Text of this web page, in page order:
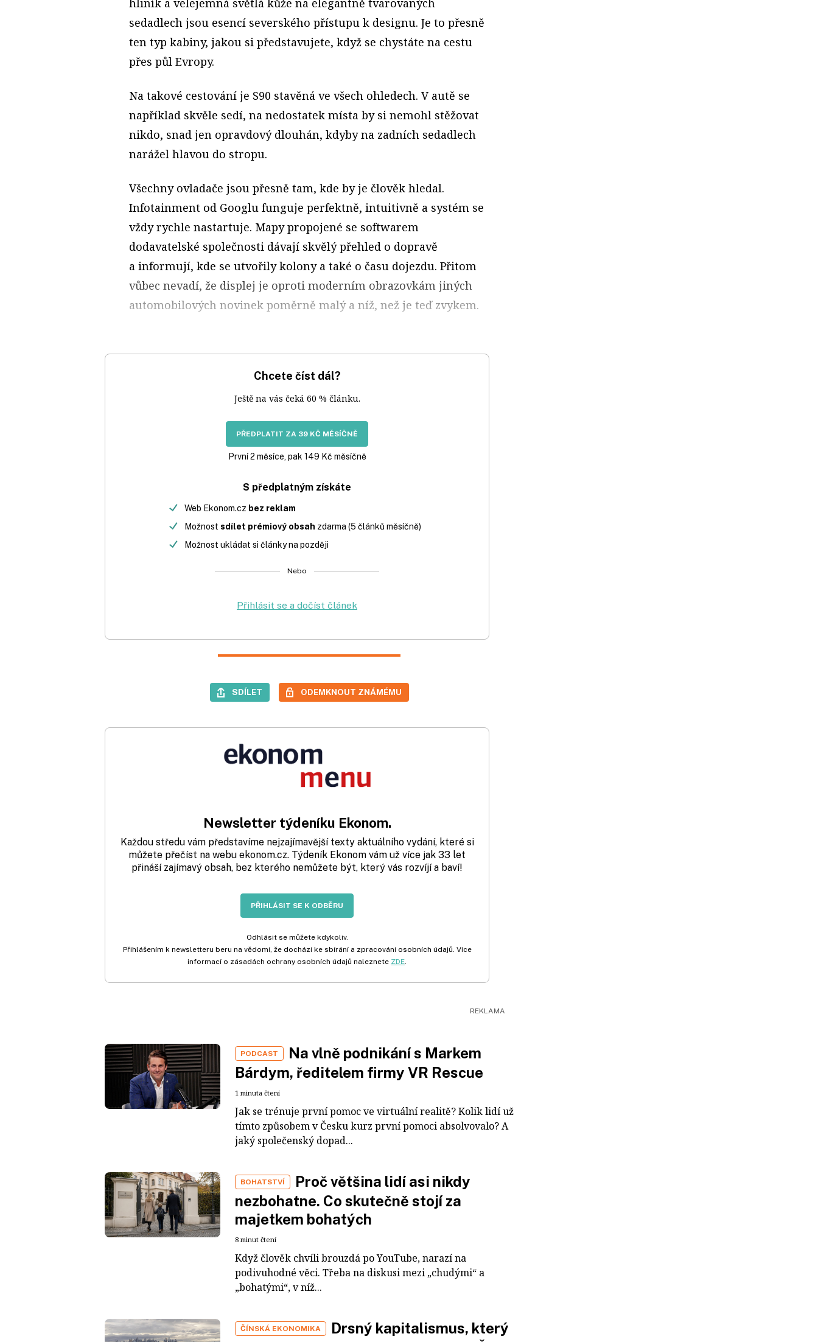
sedadlech jsou esencí severského přístupu k designu. Je to přesně
ten typ kabiny, jakou si představujete, když se chystáte na cestu
přes půl Evropy.
Na takové cestování je S90 stavěná ve všech ohledech. V autě se
například skvěle sedí, na nedostatek místa by si nemohl stěžovat
nikdo, snad jen opravdový dlouhán, kdyby na zadních sedadlech
narážel hlavou do stropu.
Všechny ovladače jsou přesně tam, kde by je člověk hledal.
Infotainment od Googlu funguje perfektně, intuitivně a systém se
vždy rychle nastartuje. Mapy propojené se softwarem
dodavatelské společnosti dávají skvělý přehled o dopravě
a informují, kde se utvořily kolony a také o času dojezdu. Přitom
vůbec nevadí, že displej je oproti moderním obrazovkám jiných
automobilových novinek poměrně malý a níž, než je teď zvykem.
Chcete číst dál?
Ještě na vás čeká 60 % článku.
PŘEDPLATIT ZA 39 KČ MĚSÍČNĚ
První 2 měsíce, pak 149 Kč měsíčně
S předplatným získáte
Web Ekonom.cz bez reklam
Možnost sdílet prémiový obsah zdarma (5 článků měsíčně)
Možnost ukládat si články na později
Nebo
Přihlásit se a dočíst článek
SDÍLET ODEMKNOUT ZNÁMÉMU
Newsletter týdeníku Ekonom.
Každou středu vám představíme nejzajímavější texty aktuálního vydání, které si
můžete přečíst na webu ekonom.cz. Týdeník Ekonom vám už více jak 33 let
přináší zajímavý obsah, bez kterého nemůžete být, který vás rozvíjí a baví!
PŘIHLÁSIT SE K ODBĚRU
Odhlásit se můžete kdykoliv.
Přihlášením k newsletteru beru na vědomí, že dochází ke sbírání a zpracování osobních údajů. Více
informací o zásadách ochrany osobních údajů naleznete ZDE
PODCAST
Na vlně podnikání s Markem
Bárdym, ředitelem firmy VR Rescue
1 minuta čtení
Jak se trénuje první pomoc ve virtuální realitě? Kolik lidí už
tímto způsobem v Česku kurz první pomoci absolvovalo? A
jaký společenský dopad...
BOHATSTVÍ
Proč většina lidí asi nikdy
nezbohatne. Co skutečně stojí za
majetkem bohatých
8 minut čtení
Když člověk chvíli brouzdá po YouTube, narazí na
podivuhodné věci. Třeba na diskusi mezi „chudými“ a
„bohatými“, v níž...
ČÍNSKÁ EKONOMIKA
Drsný kapitalismus, který